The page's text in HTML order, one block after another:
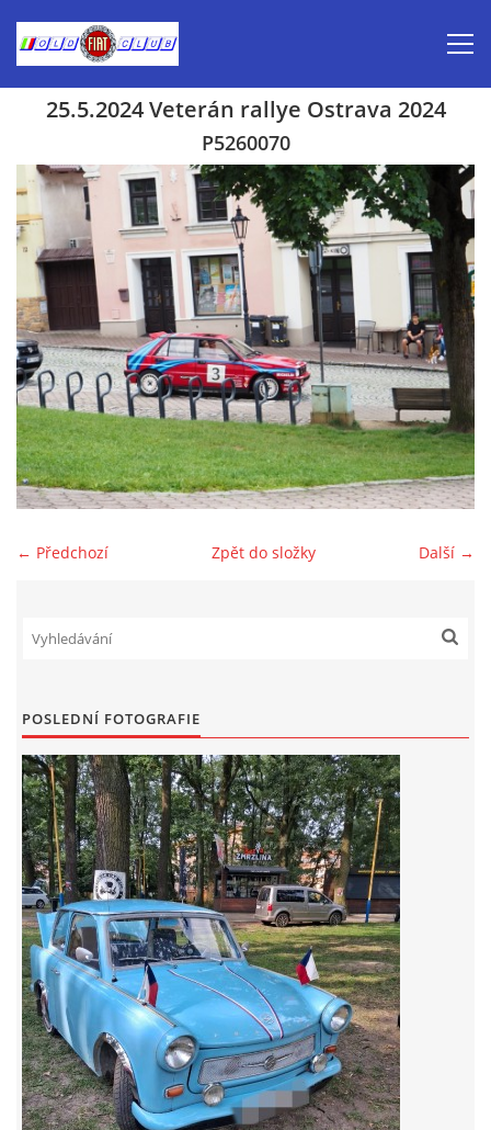
Inzerce prodej
Aktuálně-pozvánky
Kalendář veteránských akcí 2026
Prvomájová jízda 2026
Old Fiat Club historie
Vývozy a osvědčení
Benzín - Čas bioblaženosti přichází
Moderní nafta
Stanovy Old Fiat Clubu, z. s.
GDPR
oldfiatclub@seznam.cz |RSS
25.5.2024 Veterán rallye Ostrava 2024
P5260070
← Předchozí Další →
Zpět do složky
POSLEDNÍ FOTOGRAFIE